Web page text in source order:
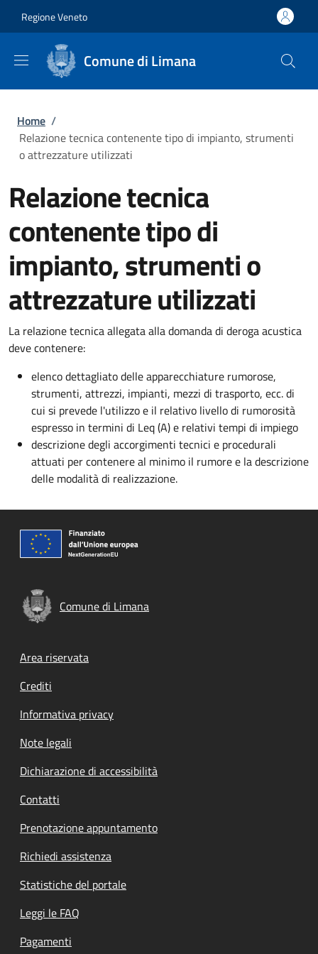
Regione Veneto
Comune di Limana
Briciole di pane
Home /
Relazione tecnica contenente tipo di impianto, strumenti
o attrezzature utilizzati
Relazione tecnica
contenente tipo di
impianto, strumenti o
attrezzature utilizzati
La relazione tecnica allegata alla domanda di deroga acustica
deve contenere:
elenco dettagliato delle apparecchiature rumorose,
strumenti, attrezzi, impianti, mezzi di trasporto, ecc. di
cui si prevede l'utilizzo e il relativo livello di rumorosità
espresso in termini di Leq (A) e relativi tempi di impiego
descrizione degli accorgimenti tecnici e procedurali
attuati per contenere al minimo il rumore e la descrizione
delle modalità di realizzazione.
Comune di Limana
Footer menu
Area riservata
Crediti
Informativa privacy
Note legali
Dichiarazione di accessibilità
Contatti
Prenotazione appuntamento
Richiedi assistenza
Statistiche del portale
Leggi le FAQ
Pagamenti